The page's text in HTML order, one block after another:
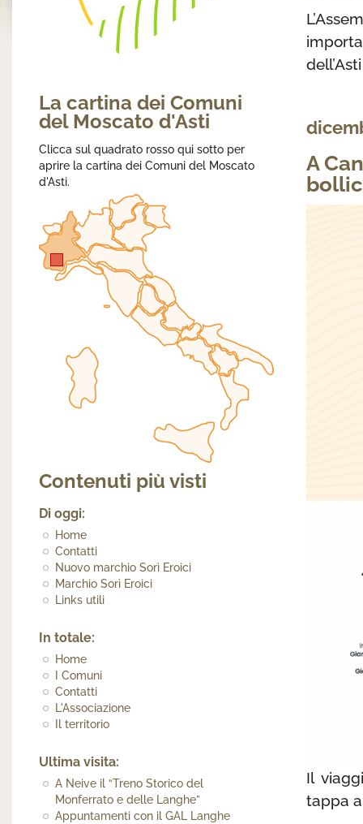
La cartina dei Comuni
del Moscato d'Asti
Clicca sul quadrato rosso qui sotto per
aprire la cartina dei Comuni del Moscato
d'Asti.
Contenuti più visti
Di oggi:
Home
Contatti
Nuovo marchio Sorì Eroici
Marchio Sorì Eroici
Links utili
In totale:
Home
I Comuni
Contatti
L'Associazione
Il territorio
Ultima visita:
A Neive il “Treno Storico del
Monferrato e delle Langhe”
Appuntamenti con il GAL Langhe
A
Il
tappa